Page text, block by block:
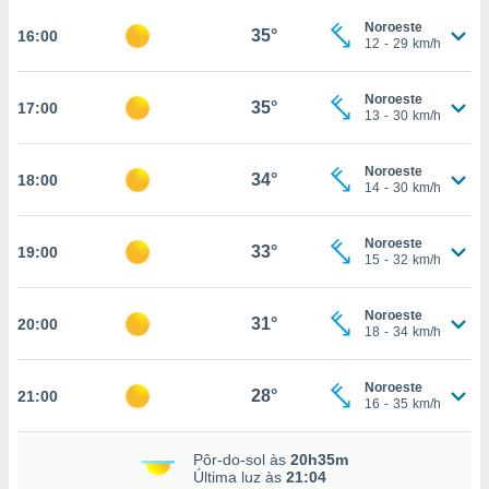
caso,
para
cookies
ou
de
16:00 35°
Noroeste
12 - 29 km/h
17:00 35°
Noroeste
13 - 30 km/h
18:00 34°
Noroeste
14 - 30 km/h
19:00 33°
Noroeste
15 - 32 km/h
20:00 31°
Noroeste
18 - 34 km/h
21:00 28°
Noroeste
16 - 35 km/h
Pôr-do-sol às 20h35m
Última luz às 21:04